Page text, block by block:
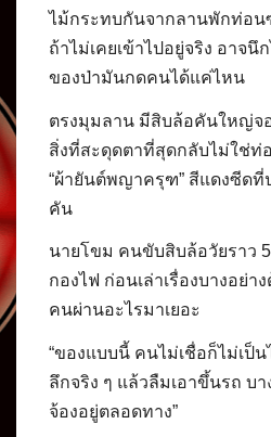
ไม้กระทบกันจากลานพักท่อน
ถ้าไม่เคยเข้าไปอยู่จริง อาจนึ
ของป่ามันกดคนได้แค่ไหน
ตรงมุมลาน มีสิบล้อคันใหญ่จ
สิ่งที่สะดุดตาที่สุดกลับไม่ใช่ท่
“ผ้ายันต์พญาครุฑ” สีแดงซีด
คัน
นายโขม คนขับสิบล้อวัยราว
กองไฟ ก่อนเล่าเรื่องบางอย่า
คนผ่านอะไรมาเยอะ
“ของแบบนี้ คนไม่เชื่อก็ไม่เป็
ลึกจริง ๆ แล้วลืมเอาขึ้นรถ บ
จ้องอยู่ตลอดทาง”